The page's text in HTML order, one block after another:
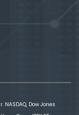
Dow Jones